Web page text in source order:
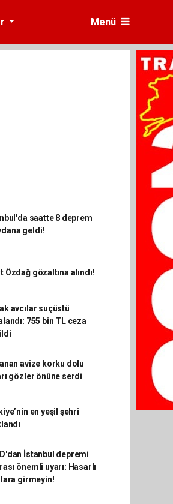
Menü
saatte 8 deprem
geldi!
Özdağ gözaltına alındı!
avcılar suçüstü
755 bin TL ceza
avize korku dolu
gözler önüne serdi
en yeşil şehri
İstanbul depremi
önemli uyarı: Hasarlı
girmeyin!